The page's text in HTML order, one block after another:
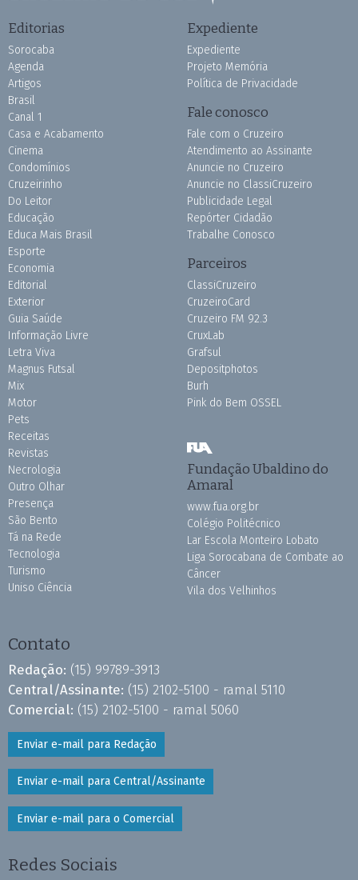
Editorias
Sorocaba
Agenda
Artigos
Brasil
Canal 1
Casa e Acabamento
Cinema
Condomínios
Cruzeirinho
Do Leitor
Educação
Educa Mais Brasil
Esporte
Economia
Editorial
Exterior
Guia Saúde
Informação Livre
Letra Viva
Magnus Futsal
Mix
Motor
Pets
Receitas
Revistas
Necrologia
Outro Olhar
Presença
São Bento
Tá na Rede
Tecnologia
Turismo
Uniso Ciência
Expediente
Expediente
Projeto Memória
Política de Privacidade
Fale conosco
Fale com o Cruzeiro
Atendimento ao Assinante
Anuncie no Cruzeiro
Anuncie no ClassiCruzeiro
Publicidade Legal
Repórter Cidadão
Trabalhe Conosco
Parceiros
ClassiCruzeiro
CruzeiroCard
Cruzeiro FM 92.3
CruxLab
Grafsul
Depositphotos
Burh
Pink do Bem OSSEL
Fundação Ubaldino do
Amaral
www.fua.org.br
Colégio Politécnico
Lar Escola Monteiro Lobato
Liga Sorocabana de Combate ao
Câncer
Vila dos Velhinhos
Contato
Redação: (15) 99789-3913
Central/Assinante: (15) 2102-5100 - ramal 5110
Comercial: (15) 2102-5100 - ramal 5060
Enviar e-mail para Redação
Enviar e-mail para Central/Assinante
Enviar e-mail para o Comercial
Redes Sociais